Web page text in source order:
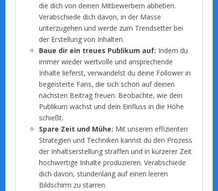
die dich von deinen Mitbewerbern abheben.
Verabschiede dich davon, in der Masse
unterzugehen und werde zum Trendsetter bei
der Erstellung von Inhalten.
Baue dir ein treues Publikum auf: Indem du
immer wieder wertvolle und ansprechende
Inhalte lieferst, verwandelst du deine Follower in
begeisterte Fans, die sich schon auf deinen
nächsten Beitrag freuen. Beobachte, wie dein
Publikum wächst und dein Einfluss in die Höhe
schießt.
Spare Zeit und Mühe: Mit unseren effizienten
Strategien und Techniken kannst du den Prozess
der Inhaltserstellung straffen und in kürzerer Zeit
hochwertige Inhalte produzieren. Verabschiede
dich davon, stundenlang auf einen leeren
Bildschirm zu starren.